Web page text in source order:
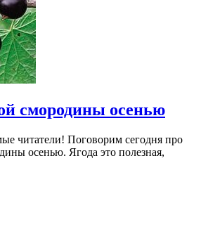
смородины осенью
читатели! Поговорим сегодня про
осенью. Ягода это полезная,